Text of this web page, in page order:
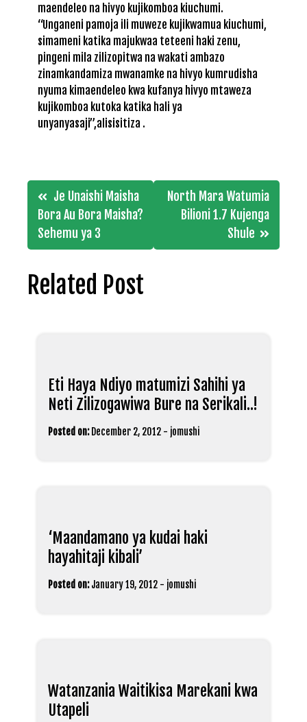
maendeleo na hivyo kujikomboa kiuchumi.
“Unganeni pamoja ili muweze kujikwamua kiuchumi,
simameni katika majukwaa teteeni haki zenu,
pingeni mila zilizopitwa na wakati ambazo
zinamkandamiza mwanamke na hivyo kumrudisha
nyuma kimaendeleo kwa kufanya hivyo mtaweza
kujikomboa kutoka katika hali ya
unyanyasaji”,alisisitiza .
Post
navigation
Je Unaishi Maisha
Bora Au Bora Maisha?
Sehemu ya 3
North Mara Watumia
Bilioni 1.7 Kujenga
Shule
Related Post
Eti Haya Ndiyo matumizi Sahihi ya
Neti Zilizogawiwa Bure na Serikali..!
Posted on: December 2, 2012 - jomushi
‘Maandamano ya kudai haki
hayahitaji kibali’
Posted on: January 19, 2012 - jomushi
Watanzania Waitikisa Marekani kwa
Utapeli